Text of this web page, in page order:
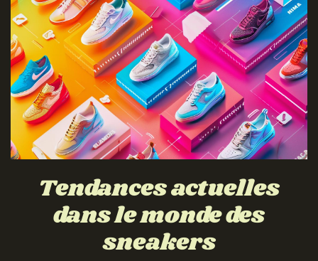
Tendances actuelles
dans le monde des
sneakers